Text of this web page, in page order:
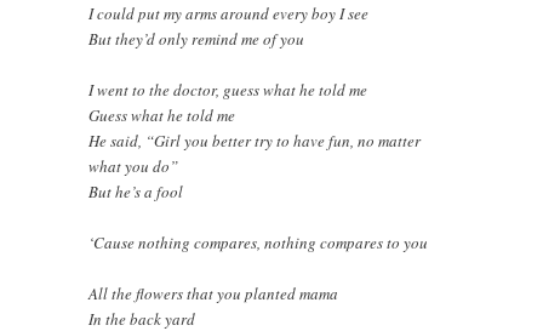
I could put my arms around every boy I see
But they’d only remind me of you
I went to the doctor, guess what he told me
Guess what he told me
He said, “Girl you better try to have fun, no matter
what you do”
But he’s a fool
‘Cause nothing compares, nothing compares to you
All the flowers that you planted mama
In the back yard